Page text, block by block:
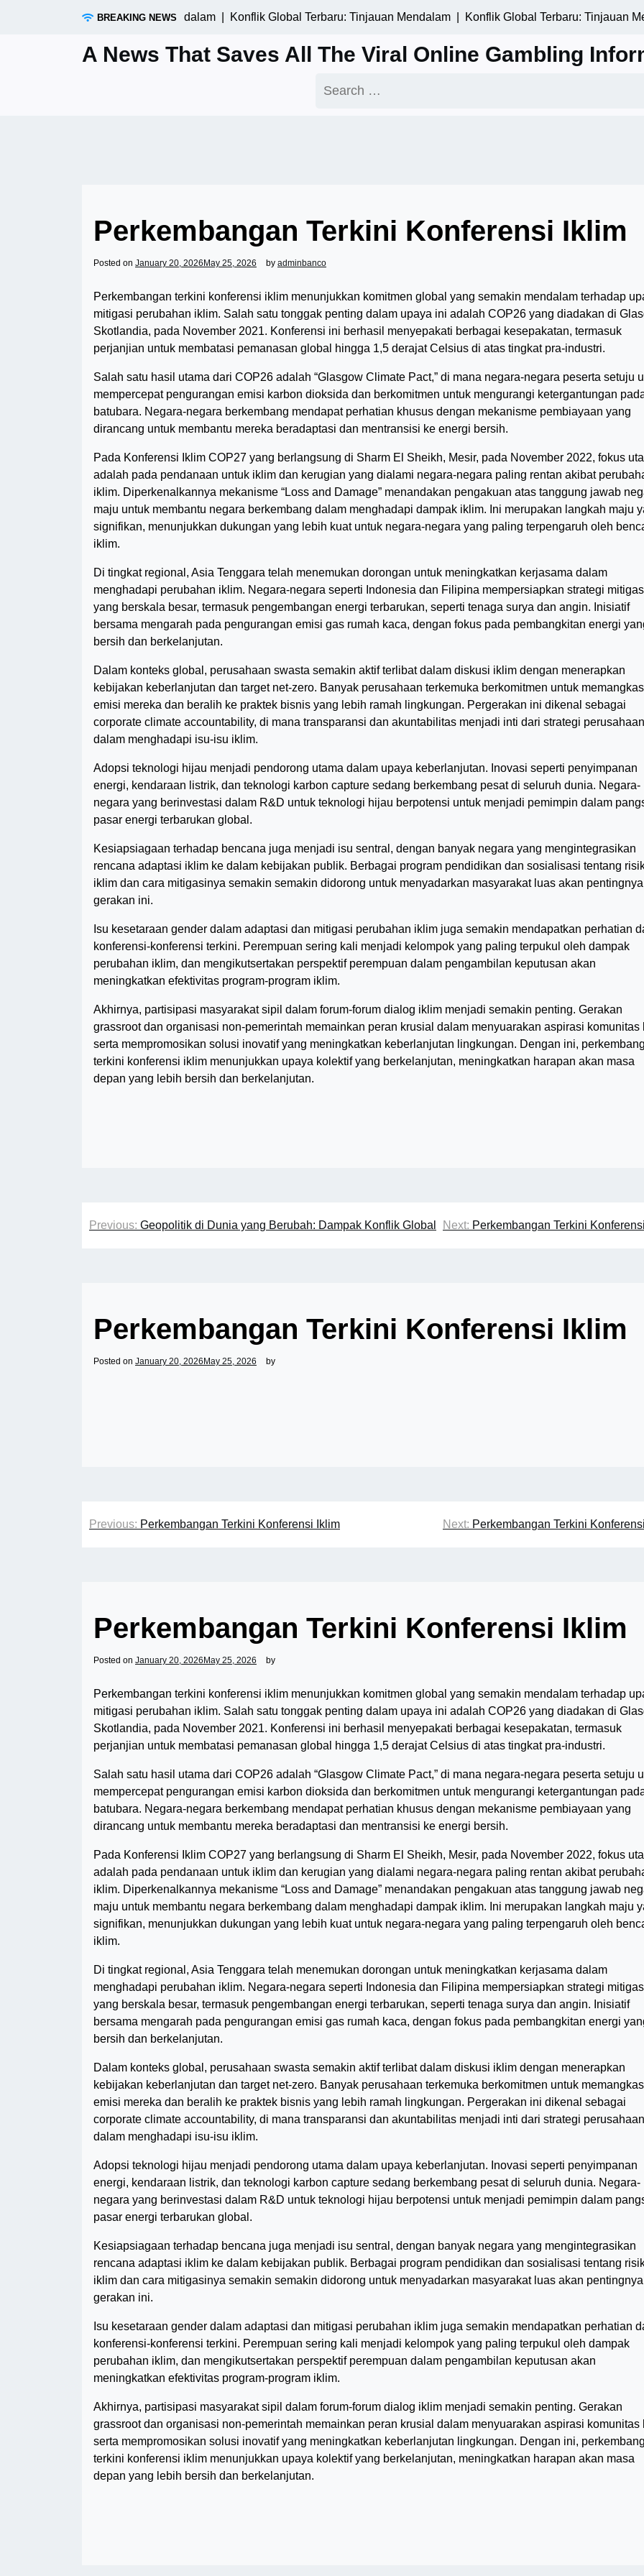
BREAKING NEWS
Global Terbaru: Tinjauan Mendalam |Konflik Global Terbaru: Tinjauan Mendalam |Konflik Global Terbaru: Tinjauan
A News That Saves All The Viral Online Gambling
for:
Perkembangan Terkini Konferensi Iklim
Posted on January 20, 2026 May 25, 2026 by adminbanco
Perkembangan terkini konferensi iklim menunjukkan komitmen global yang semakin mendalam terhadap
mitigasi perubahan iklim. Salah satu tonggak penting dalam upaya ini adalah COP26 yang diadakan di
Skotlandia, pada November 2021. Konferensi ini berhasil menyepakati berbagai kesepakatan, termasuk
perjanjian untuk membatasi pemanasan global hingga 1,5 derajat Celsius di atas tingkat pra-industri.
Salah satu hasil utama dari COP26 adalah “Glasgow Climate Pact,” di mana negara-negara peserta setuju
mempercepat pengurangan emisi karbon dioksida dan berkomitmen untuk mengurangi ketergantungan
batubara. Negara-negara berkembang mendapat perhatian khusus dengan mekanisme pembiayaan yang
dirancang untuk membantu mereka beradaptasi dan mentransisi ke energi bersih.
Pada Konferensi Iklim COP27 yang berlangsung di Sharm El Sheikh, Mesir, pada November 2022, fokus
adalah pada pendanaan untuk iklim dan kerugian yang dialami negara-negara paling rentan akibat
iklim. Diperkenalkannya mekanisme “Loss and Damage” menandakan pengakuan atas tanggung jawab
maju untuk membantu negara berkembang dalam menghadapi dampak iklim. Ini merupakan langkah maju
signifikan, menunjukkan dukungan yang lebih kuat untuk negara-negara yang paling terpengaruh oleh
iklim.
Di tingkat regional, Asia Tenggara telah menemukan dorongan untuk meningkatkan kerjasama dalam
menghadapi perubahan iklim. Negara-negara seperti Indonesia dan Filipina mempersiapkan strategi
yang berskala besar, termasuk pengembangan energi terbarukan, seperti tenaga surya dan angin. Inisiatif
bersama mengarah pada pengurangan emisi gas rumah kaca, dengan fokus pada pembangkitan energi
bersih dan berkelanjutan.
Dalam konteks global, perusahaan swasta semakin aktif terlibat dalam diskusi iklim dengan menerapkan
kebijakan keberlanjutan dan target net-zero. Banyak perusahaan terkemuka berkomitmen untuk memangkas
emisi mereka dan beralih ke praktek bisnis yang lebih ramah lingkungan. Pergerakan ini dikenal sebagai
corporate climate accountability, di mana transparansi dan akuntabilitas menjadi inti dari strategi perusahaan
dalam menghadapi isu-isu iklim.
Adopsi teknologi hijau menjadi pendorong utama dalam upaya keberlanjutan. Inovasi seperti penyimpanan
energi, kendaraan listrik, dan teknologi karbon capture sedang berkembang pesat di seluruh dunia. Negara-
negara yang berinvestasi dalam R&D untuk teknologi hijau berpotensi untuk menjadi pemimpin dalam
pasar energi terbarukan global.
Kesiapsiagaan terhadap bencana juga menjadi isu sentral, dengan banyak negara yang mengintegrasikan
rencana adaptasi iklim ke dalam kebijakan publik. Berbagai program pendidikan dan sosialisasi tentang
iklim dan cara mitigasinya semakin semakin didorong untuk menyadarkan masyarakat luas akan pentingnya
gerakan ini.
Isu kesetaraan gender dalam adaptasi dan mitigasi perubahan iklim juga semakin mendapatkan perhatian
konferensi-konferensi terkini. Perempuan sering kali menjadi kelompok yang paling terpukul oleh dampak
perubahan iklim, dan mengikutsertakan perspektif perempuan dalam pengambilan keputusan akan
meningkatkan efektivitas program-program iklim.
Akhirnya, partisipasi masyarakat sipil dalam forum-forum dialog iklim menjadi semakin penting. Gerakan
grassroot dan organisasi non-pemerintah memainkan peran krusial dalam menyuarakan aspirasi komunitas
serta mempromosikan solusi inovatif yang meningkatkan keberlanjutan lingkungan. Dengan ini,
terkini konferensi iklim menunjukkan upaya kolektif yang berkelanjutan, meningkatkan harapan akan masa
depan yang lebih bersih dan berkelanjutan.
Post
Previous: Geopolitik di Dunia yang Berubah: Dampak Konflik Global Next: Perkembangan Terkini
Perkembangan Terkini Konferensi Iklim
Posted on January 20, 2026 May 25, 2026 by
Post
Previous: Perkembangan Terkini Konferensi Iklim Next: Perkembangan Terkini
Perkembangan Terkini Konferensi Iklim
Posted on January 20, 2026 May 25, 2026 by
Perkembangan terkini konferensi iklim menunjukkan komitmen global yang semakin mendalam terhadap
mitigasi perubahan iklim. Salah satu tonggak penting dalam upaya ini adalah COP26 yang diadakan di
Skotlandia, pada November 2021. Konferensi ini berhasil menyepakati berbagai kesepakatan, termasuk
perjanjian untuk membatasi pemanasan global hingga 1,5 derajat Celsius di atas tingkat pra-industri.
Salah satu hasil utama dari COP26 adalah “Glasgow Climate Pact,” di mana negara-negara peserta setuju
mempercepat pengurangan emisi karbon dioksida dan berkomitmen untuk mengurangi ketergantungan
batubara. Negara-negara berkembang mendapat perhatian khusus dengan mekanisme pembiayaan yang
dirancang untuk membantu mereka beradaptasi dan mentransisi ke energi bersih.
Pada Konferensi Iklim COP27 yang berlangsung di Sharm El Sheikh, Mesir, pada November 2022, fokus
adalah pada pendanaan untuk iklim dan kerugian yang dialami negara-negara paling rentan akibat
iklim. Diperkenalkannya mekanisme “Loss and Damage” menandakan pengakuan atas tanggung jawab
maju untuk membantu negara berkembang dalam menghadapi dampak iklim. Ini merupakan langkah maju
signifikan, menunjukkan dukungan yang lebih kuat untuk negara-negara yang paling terpengaruh oleh
iklim.
Di tingkat regional, Asia Tenggara telah menemukan dorongan untuk meningkatkan kerjasama dalam
menghadapi perubahan iklim. Negara-negara seperti Indonesia dan Filipina mempersiapkan strategi
yang berskala besar, termasuk pengembangan energi terbarukan, seperti tenaga surya dan angin. Inisiatif
bersama mengarah pada pengurangan emisi gas rumah kaca, dengan fokus pada pembangkitan energi
bersih dan berkelanjutan.
Dalam konteks global, perusahaan swasta semakin aktif terlibat dalam diskusi iklim dengan menerapkan
kebijakan keberlanjutan dan target net-zero. Banyak perusahaan terkemuka berkomitmen untuk memangkas
emisi mereka dan beralih ke praktek bisnis yang lebih ramah lingkungan. Pergerakan ini dikenal sebagai
corporate climate accountability, di mana transparansi dan akuntabilitas menjadi inti dari strategi perusahaan
dalam menghadapi isu-isu iklim.
Adopsi teknologi hijau menjadi pendorong utama dalam upaya keberlanjutan. Inovasi seperti penyimpanan
energi, kendaraan listrik, dan teknologi karbon capture sedang berkembang pesat di seluruh dunia. Negara-
negara yang berinvestasi dalam R&D untuk teknologi hijau berpotensi untuk menjadi pemimpin dalam
pasar energi terbarukan global.
Kesiapsiagaan terhadap bencana juga menjadi isu sentral, dengan banyak negara yang mengintegrasikan
rencana adaptasi iklim ke dalam kebijakan publik. Berbagai program pendidikan dan sosialisasi tentang
iklim dan cara mitigasinya semakin semakin didorong untuk menyadarkan masyarakat luas akan pentingnya
gerakan ini.
Isu kesetaraan gender dalam adaptasi dan mitigasi perubahan iklim juga semakin mendapatkan perhatian
konferensi-konferensi terkini. Perempuan sering kali menjadi kelompok yang paling terpukul oleh dampak
perubahan iklim, dan mengikutsertakan perspektif perempuan dalam pengambilan keputusan akan
meningkatkan efektivitas program-program iklim.
Akhirnya, partisipasi masyarakat sipil dalam forum-forum dialog iklim menjadi semakin penting. Gerakan
grassroot dan organisasi non-pemerintah memainkan peran krusial dalam menyuarakan aspirasi komunitas
serta mempromosikan solusi inovatif yang meningkatkan keberlanjutan lingkungan. Dengan ini,
terkini konferensi iklim menunjukkan upaya kolektif yang berkelanjutan, meningkatkan harapan akan masa
depan yang lebih bersih dan berkelanjutan.